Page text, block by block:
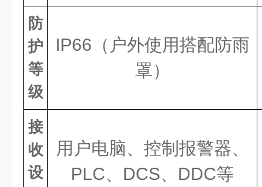
防
护
等
级
IP66（户外使用搭配防雨
罩）
接
收
设
用户电脑、控制报警器、
PLC、DCS、DDC等